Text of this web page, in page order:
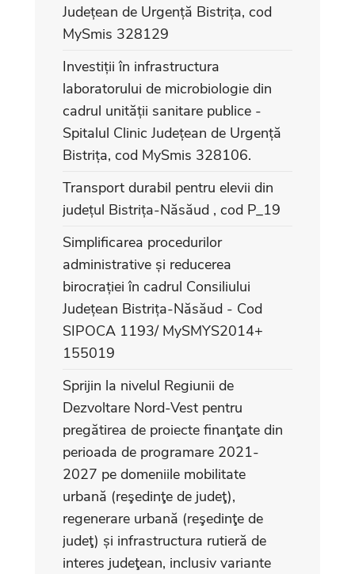
Județean de Urgență Bistrița, cod
MySmis 328129
Investiții în infrastructura
laboratorului de microbiologie din
cadrul unității sanitare publice -
Spitalul Clinic Județean de Urgență
Bistrița, cod MySmis 328106.
Transport durabil pentru elevii din
județul Bistrița-Năsăud , cod P_19
Simplificarea procedurilor
administrative și reducerea
birocrației în cadrul Consiliului
Județean Bistrița-Năsăud - Cod
SIPOCA 1193/ MySMYS2014+
155019
Sprijin la nivelul Regiunii de
Dezvoltare Nord-Vest pentru
pregătirea de proiecte finanţate din
perioada de programare 2021-
2027 pe domeniile mobilitate
urbană (reşedinţe de judeţ),
regenerare urbană (reşedinţe de
judeţ) și infrastructura rutieră de
interes judeţean, inclusiv variante